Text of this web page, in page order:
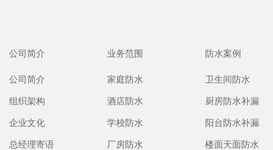
公司简介
公司简介
组织架构
企业文化
总经理寄语
业务范围
家庭防水
酒店防水
学校防水
厂房防水
防水案例
卫生间防水
厨房防水补漏
阳台防水补漏
楼面天面防水